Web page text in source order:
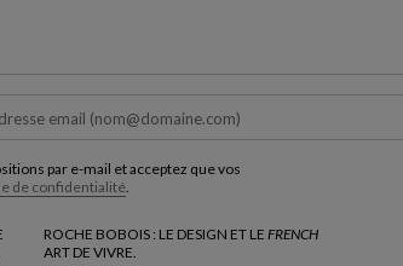
par e-mail et acceptez que vos
de confidentialité.
ROCHE BOBOIS : LE DESIGN ET LE FRENCH
ART DE VIVRE.